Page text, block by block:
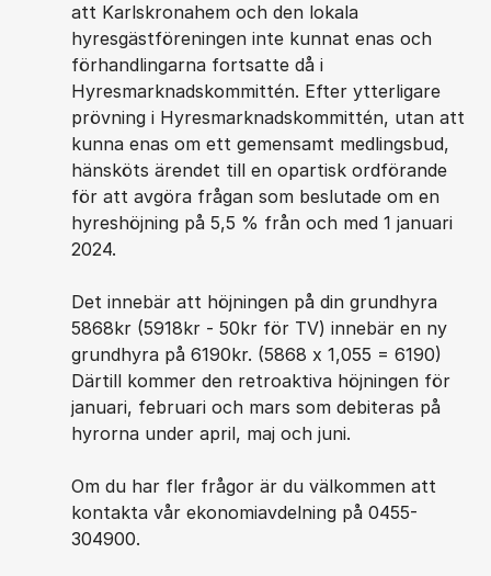
att Karlskronahem och den lokala
hyresgästföreningen inte kunnat enas och
förhandlingarna fortsatte då i
Hyresmarknadskommittén. Efter ytterligare
prövning i Hyresmarknadskommittén, utan att
kunna enas om ett gemensamt medlingsbud,
hänsköts ärendet till en opartisk ordförande
för att avgöra frågan som beslutade om en
hyreshöjning på 5,5 % från och med 1 januari
2024.
Det innebär att höjningen på din grundhyra
5868kr (5918kr - 50kr för TV) innebär en ny
grundhyra på 6190kr. (5868 x 1,055 = 6190)
Därtill kommer den retroaktiva höjningen för
januari, februari och mars som debiteras på
hyrorna under april, maj och juni.
Om du har fler frågor är du välkommen att
kontakta vår ekonomiavdelning på 0455-
304900.